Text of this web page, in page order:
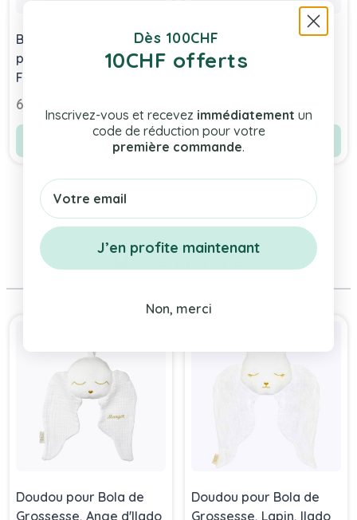
Bola de grossesse
pierre de naissance
FEVRIER, collier de
grossesse Ilado
69,90 chf
Voir le produit
Bola de grossesse
pierre de naissance
Voir le produit
Même Marque
Doudou pour Bola de
Grossesse, Ange d'Ilado
Doudou pour Bola de
Grossesse, Lapin, Ilado
Dès 100CHF
10CHF offerts
Inscrivez-vous et recevez immédiatement un
code de réduction pour votre
première commande.
Email
J’en profite maintenant
Non, merci